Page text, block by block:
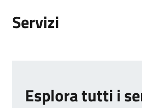
Servizi
Esplora tutti i